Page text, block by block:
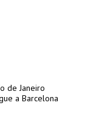
de Janeiro
a Barcelona